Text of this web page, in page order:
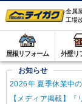
金属
工場
屋根リフォーム 外壁リ
お知らせ
2026年 夏季休業中
【メディア掲載】『リフォー